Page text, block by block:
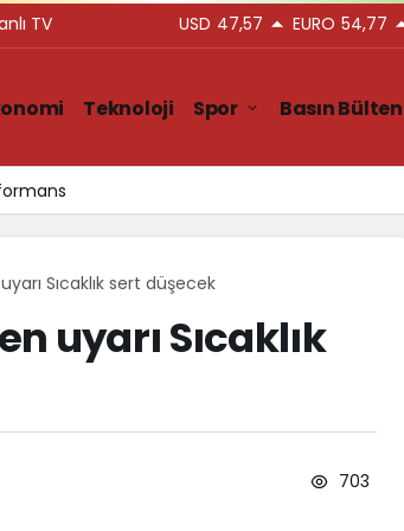
TV USD 47,57 EURO 54,77
Teknoloji Spor Basın
Sıcaklık sert düşecek
uyarı Sıcaklık
703